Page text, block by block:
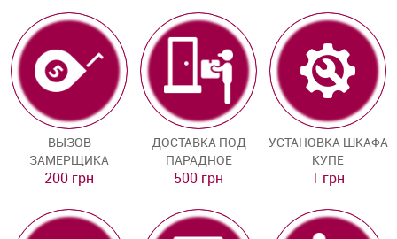
ВЫЗОВ
ЗАМЕРЩИКА
200 грн
ДОСТАВКА ПОД
ПАРАДНОЕ
500 грн
УСТАНОВКА ШКАФА
КУПЕ
1 грн